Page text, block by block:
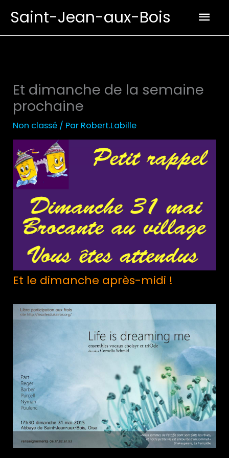
contenu
Saint-Jean-aux-Bois
Et dimanche de la semaine
prochaine
Non classé / Par Robert.Labille
Et le dimanche après-midi !